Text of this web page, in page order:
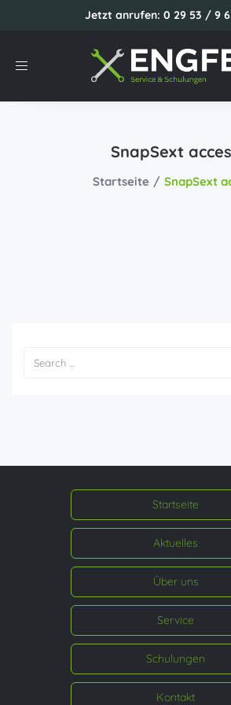
Jetzt anrufen: 0 29 53 / 9
Toggle
SnapSext
Startseite SnapSext
Startseite
Aktuelles
Über uns
Service
Schulungen
Kontakt